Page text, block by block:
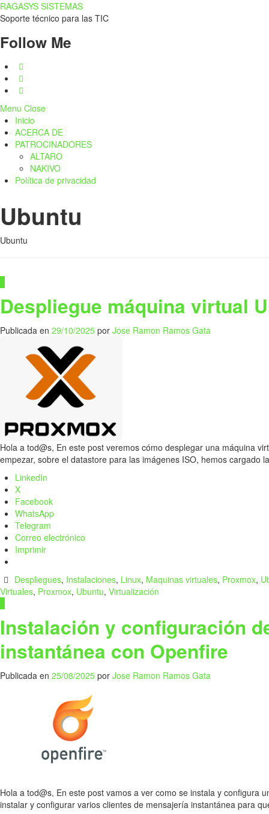
RAGASYS SISTEMAS
Soporte técnico para las TIC
Follow Me
Menu Close
Inicio
ACERCA DE
PATROCINADORES
ALTARO
NAKIVO
Política de privacidad
Ubuntu
Ubuntu
Despliegue máquina virtual
Publicada en 29/10/2025 por Jose Ramon Ramos Gata
Hola a tod@s, En este post veremos cómo desplegar una máquina
empezar, sobre el datastore para las imágenes ISO, hemos
LinkedIn
X
Facebook
WhatsApp
Telegram
Correo electrónico
Imprimir
Despliegues, Instalaciones, Linux, Maquinas virtuales, Proxmox,
Virtuales, Proxmox, Ubuntu, Virtualización
Instalación y configuración
instantánea con Openfire
Publicada en 25/08/2025 por Jose Ramon Ramos Gata
Hola a tod@s, En este post vamos a ver como se instala y
instalar y configurar varios clientes de mensajería instantánea para